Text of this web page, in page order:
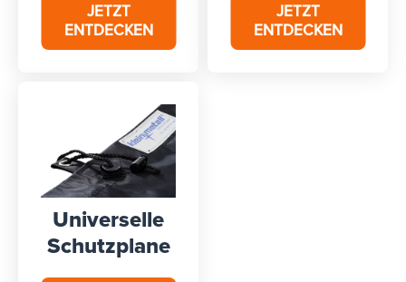
JETZT
ENTDECKEN
JETZT
ENTDECKEN
Universelle
Schutzplane